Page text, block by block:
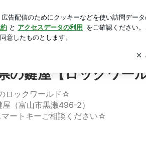
【ロックワールド】
ログイン
の鍵屋【ロックワール
ロックワールド☆
（富山市黒瀬496-2）
ートキーご相談ください☆